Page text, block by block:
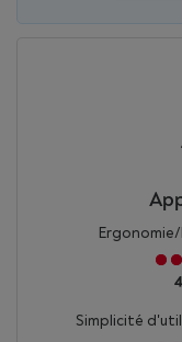
Simplicité